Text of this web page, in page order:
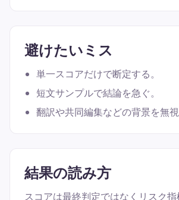
避けたいミス
単一スコアだけで断定する。
短文サンプルで結論を急ぐ。
翻訳や共同編集などの背景を無視
結果の読み方
スコアは最終判定ではなくリスク指